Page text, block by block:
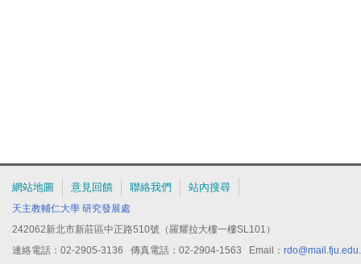
網站地圖 意見回饋 聯絡我們 站內搜尋
天主教輔仁大學 研究發展處
242062新北市新莊區中正路510號（羅耀拉大樓一樓SL101）
連絡電話：02-2905-3136 傳真電話：02-2904-1563 Email：